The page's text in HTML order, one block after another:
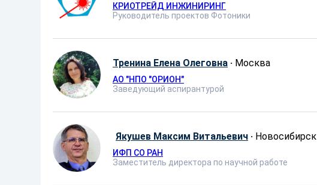
КРИОТРЕЙД ИНЖИНИРИНГ
Руководитель проектов Фотоники
Тренина Елена Олеговна · Москва
АО ″НПО ″ОРИОН″
Заведующий аспирантурой
Якушев Максим Витальевич · Новосибирск
ИФП СО РАН
Заместитель директора по научной работе